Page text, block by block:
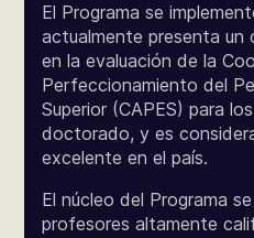
El Programa se
actualmente presenta
en la evaluación de la
Perfeccionamiento del
Superior (CAPES) para
doctorado, y es
excelente en el país.
El núcleo del Programa
profesores altamente